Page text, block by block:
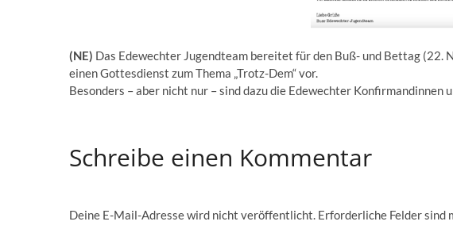
(NE) Das Edewechter Jugendteam bereitet für den Buß- und Bettag (22.
einen Gottesdienst zum Thema „Trotz-Dem“ vor.
Besonders – aber nicht nur – sind dazu die Edewechter Konfirmandinnen
Schreibe einen Kommentar
Deine E-Mail-Adresse wird nicht veröffentlicht. Erforderliche Felder sind